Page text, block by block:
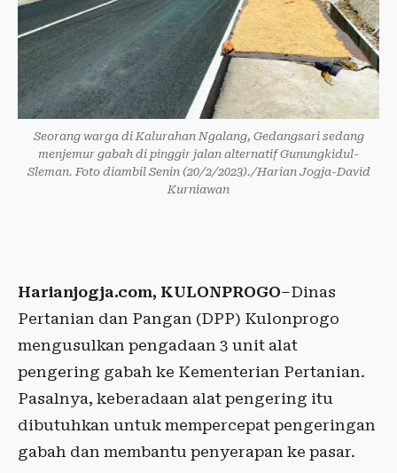
Seorang warga di Kalurahan Ngalang, Gedangsari sedang
menjemur gabah di pinggir jalan alternatif Gunungkidul-
Sleman. Foto diambil Senin (20/2/2023)./Harian Jogja-David
Kurniawan
Harianjogja.com, KULONPROGO–Dinas
Pertanian dan Pangan (DPP) Kulonprogo
mengusulkan pengadaan 3 unit alat
pengering gabah ke Kementerian Pertanian.
Pasalnya, keberadaan alat pengering itu
dibutuhkan untuk mempercepat pengeringan
gabah dan membantu penyerapan ke pasar.